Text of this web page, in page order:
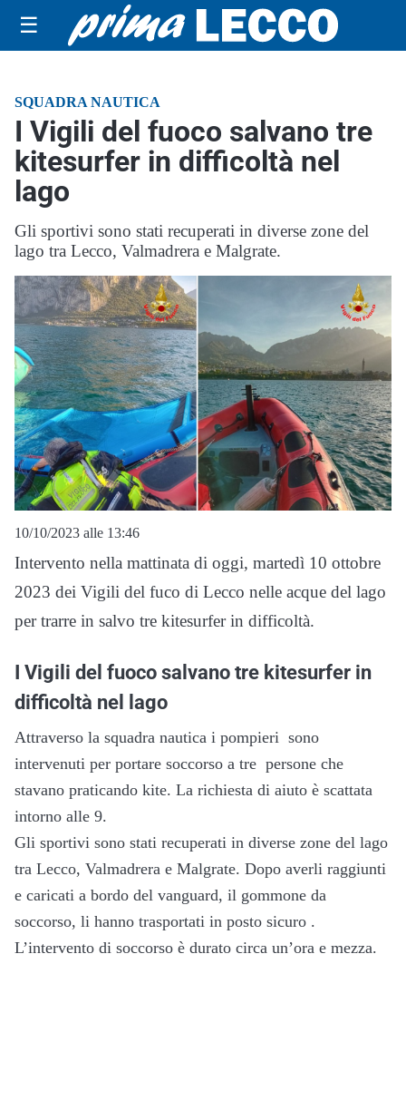
☰
SQUADRA NAUTICA
I Vigili del fuoco salvano tre
kitesurfer in difficoltà nel
lago
Gli sportivi sono stati recuperati in diverse zone del
lago tra Lecco, Valmadrera e Malgrate.
10/10/2023 alle 13:46
Intervento nella mattinata di oggi, martedì 10 ottobre
2023 dei Vigili del fuco di Lecco nelle acque del lago
per trarre in salvo tre kitesurfer in difficoltà.
I Vigili del fuoco salvano tre kitesurfer in
difficoltà nel lago
Attraverso la squadra nautica i pompieri sono
intervenuti per portare soccorso a tre persone che
stavano praticando kite. La richiesta di aiuto è scattata
intorno alle 9.
Gli sportivi sono stati recuperati in diverse zone del lago
tra Lecco, Valmadrera e Malgrate. Dopo averli raggiunti
e caricati a bordo del vanguard, il gommone da
soccorso, li hanno trasportati in posto sicuro .
L’intervento di soccorso è durato circa un’ora e mezza.